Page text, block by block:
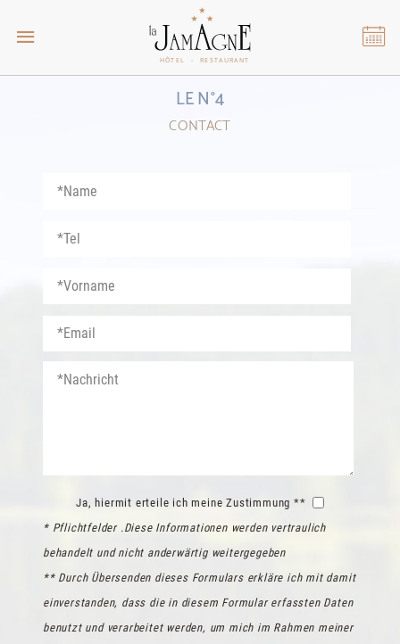
LE N°4
CONTACT
Ja, hiermit erteile ich meine Zustimmung **
* Pflichtfelder .Diese Informationen werden vertraulich
behandelt und nicht anderwärtig weitergegeben
** Durch Übersenden dieses Formulars erkläre ich mit damit
einverstanden, dass die in diesem Formular erfassten Daten
benutzt und verarbeitet werden, um mich im Rahmen meiner